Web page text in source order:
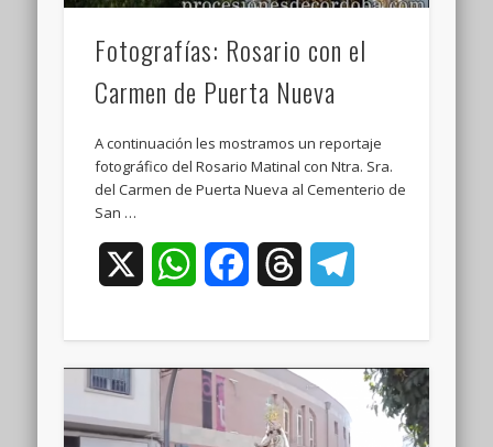
Fotografías: Rosario con el
Carmen de Puerta Nueva
A continuación les mostramos un reportaje
fotográfico del Rosario Matinal con Ntra. Sra.
del Carmen de Puerta Nueva al Cementerio de
San …
WhatsAppFacebookThreads